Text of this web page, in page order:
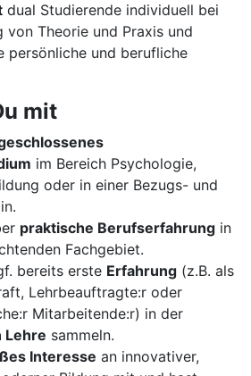
dual Studierende individuell bei
von Theorie und Praxis und
persönliche und berufliche
mit
im Bereich Psychologie,
oder in einer Bezugs- und
praktische Berufserfahrung in
Fachgebiet.
bereits erste Erfahrung (z.B. als
Lehrbeauftragte:r oder
Mitarbeitende:r) in der
Lehre sammeln.
Interesse an innovativer,